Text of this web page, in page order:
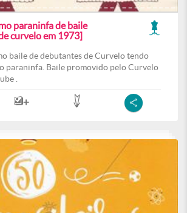
paraninfa de baile
curvelo em 1973]
baile de debutantes de Curvelo tendo
paraninfa. Baile promovido pelo Curvelo
.